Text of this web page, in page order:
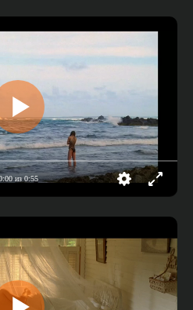
из 0:55